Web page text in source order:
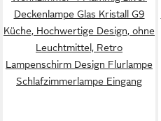
Deckenlampe Glas Kristall G9
Küche, Hochwertige Design, ohne
Leuchtmittel, Retro
Lampenschirm Design Flurlampe
Schlafzimmerlampe Eingang